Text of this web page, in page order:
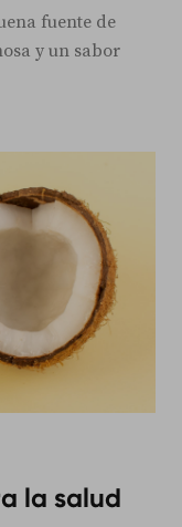
fuente de
y un sabor
la salud